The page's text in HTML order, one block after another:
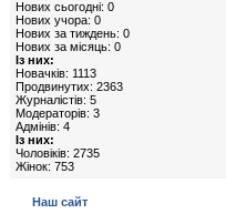
Нових сьогодні: 0
Нових учора: 0
Нових за тиждень: 0
Нових за місяць: 0
Із них:
Новачків: 1113
Продвинутих: 2363
Журналістів: 5
Модераторів: 3
Адмінів: 4
Із них:
Чоловіків: 2735
Жінок: 753
Наш сайт